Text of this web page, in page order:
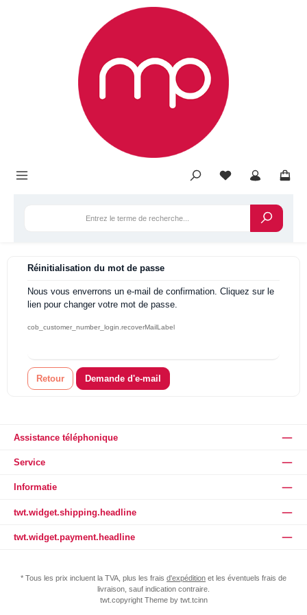
Réinitialisation du mot de passe
Nous vous enverrons un e-mail de confirmation. Cliquez sur le
lien pour changer votre mot de passe.
cob_customer_number_login.recoverMailLabel
Retour Demande d'e-mail
Assistance téléphonique
Service
Informatie
twt.widget.shipping.headline
twt.widget.payment.headline
* Tous les prix incluent la TVA, plus les frais d'expédition et les éventuels frais de
livraison, sauf indication contraire.
twt.copyright Theme by twt.tcinn